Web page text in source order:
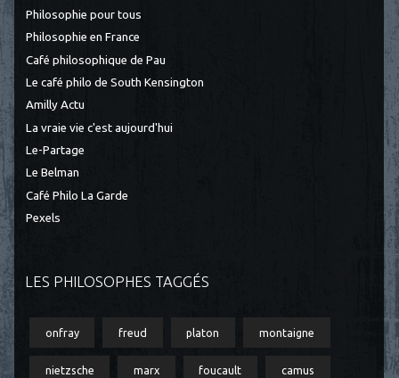
Philosophie pour tous
Philosophie en France
Café philosophique de Pau
Le café philo de South Kensington
Amilly Actu
La vraie vie c'est aujourd'hui
Le-Partage
Le Belman
Café Philo La Garde
Pexels
LES PHILOSOPHES TAGGÉS
onfray freud platon montaigne
nietzsche marx foucault camus